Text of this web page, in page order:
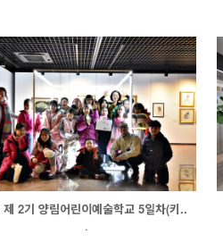
2기 양림어린이예술학교 5일차(키..
.